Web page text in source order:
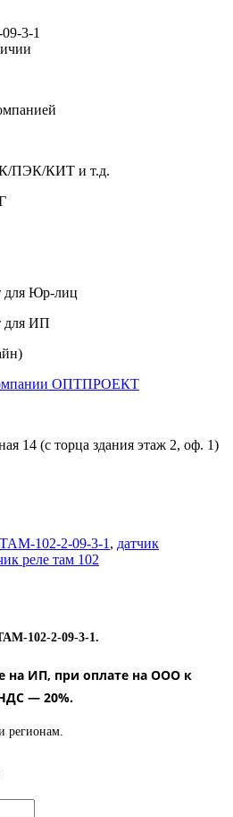
3-1
ПЭК/КИТ и т.д.
для Юр-лиц
для ИП
ОПТПРОЕКТ
14 (с торца здания этаж 2, оф. 1)
ТАМ-102-2-09-3-1 , датчик
реле там 102
102-2-09-3-1.
на ИП, при оплате на ООО к
― 20%.
регионам.